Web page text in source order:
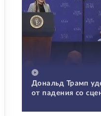
Дональд Трамп
от падения со